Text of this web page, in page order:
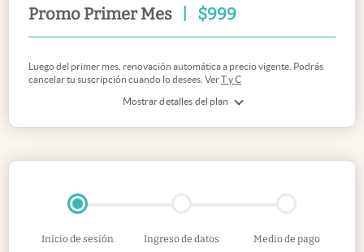
Promo Primer Mes $999
Mostrar detalles del plan
Luego del primer mes, renovación automática a precio vigente. Podrás
cancelar tu suscripción cuando lo desees. VerT y C
Inicio de sesión Ingreso de datos Medio de pago